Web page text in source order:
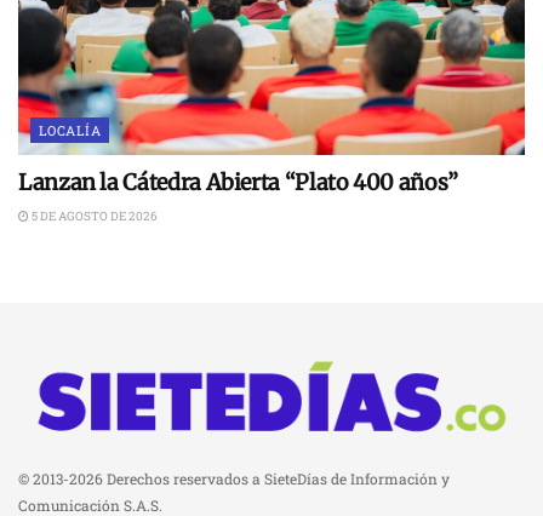
LOCALÍA
Lanzan la Cátedra Abierta “Plato 400 años”
5 DE AGOSTO DE 2026
© 2013-2026 Derechos reservados a SieteDías de Información y
Comunicación S.A.S.